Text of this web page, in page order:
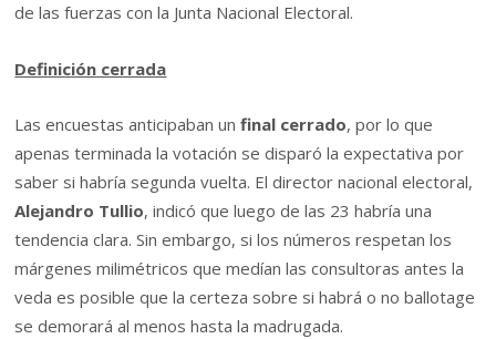
de las fuerzas con la Junta Nacional Electoral.
Definición cerrada
Las encuestas anticipaban unfinal cerrado, por lo que
apenas terminada la votación se disparó la expectativa por
saber si habría segunda vuelta. El director nacional electoral,
Alejandro Tullio, indicó que luego de las 23 habría una
tendencia clara. Sin embargo, si los números respetan los
márgenes milimétricos que medían las consultoras antes la
veda es posible que la certeza sobre si habrá o no ballotage
se demorará al menos hasta la madrugada.